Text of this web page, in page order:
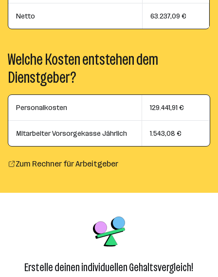
Netto 63.237,09 €
Welche Kosten entstehen dem
Dienstgeber?
Personalkosten 129.441,91 €
Mitarbeiter Vorsorgekasse Jährlich 1.543,08 €
Zum Rechner für Arbeitgeber
Erstelle deinen individuellen Gehaltsvergleich!